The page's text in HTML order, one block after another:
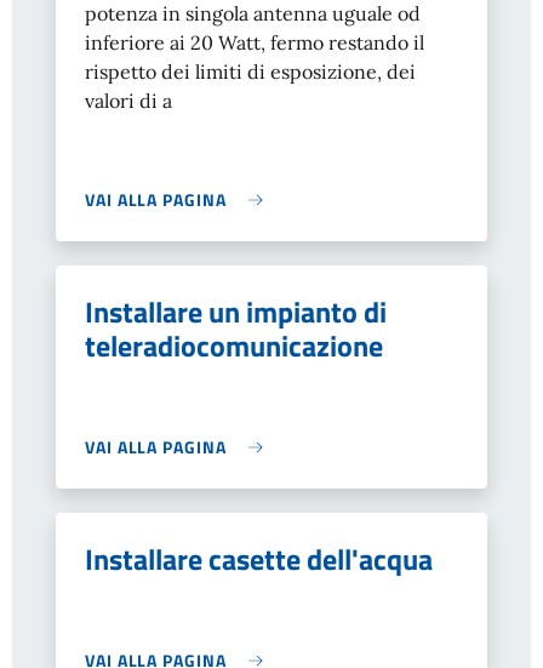
potenza in singola antenna uguale od
inferiore ai 20 Watt, fermo restando il
rispetto dei limiti di esposizione, dei
valori di a
VAI ALLA PAGINA
Installare un impianto di
teleradiocomunicazione
VAI ALLA PAGINA
Installare casette dell'acqua
VAI ALLA PAGINA